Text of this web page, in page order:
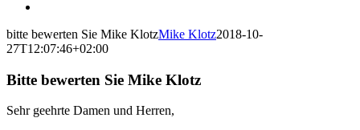
bitte bewerten Sie Mike KlotzMike Klotz2018-10-
27T12:07:46+02:00
Bitte bewerten Sie Mike Klotz
Sehr geehrte Damen und Herren,